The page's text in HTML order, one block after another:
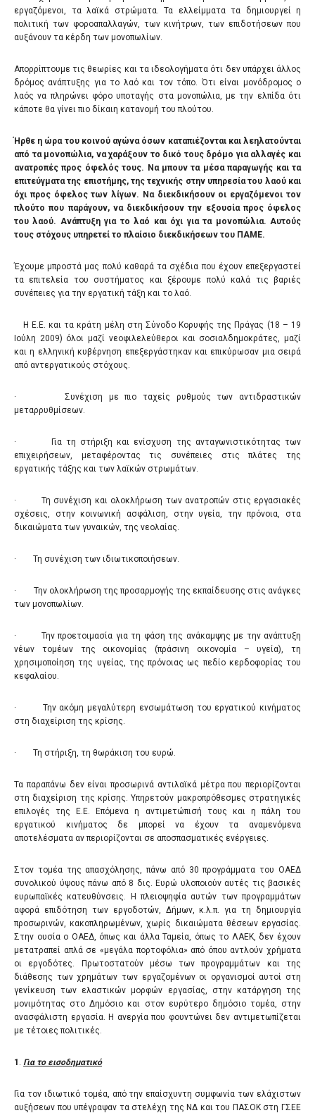
εργαζόμενοι, τα λαϊκά στρώματα. Τα ελλείμματα τα δημιουργεί η
πολιτική των φοροαπαλλαγών, των κινήτρων, των επιδοτήσεων που
αυξάνουν τα κέρδη των μονοπωλίων.
Απορρίπτουμε τις θεωρίες και τα ιδεολογήματα ότι δεν υπάρχει άλλος
δρόμος ανάπτυξης για το λαό και τον τόπο. Ότι είναι μονόδρομος ο
λαός να πληρώνει φόρο υποταγής στα μονοπώλια, με την ελπίδα ότι
κάποτε θα γίνει πιο δίκαιη κατανομή του πλούτου.
Ήρθε η ώρα του κοινού αγώνα όσων καταπιέζονται και λεηλατούνται
από τα μονοπώλια, να χαράξουν το δικό τους δρόμο για αλλαγές και
ανατροπές προς όφελός τους. Να μπουν τα μέσα παραγωγής και τα
επιτεύγματα της επιστήμης, της τεχνικής στην υπηρεσία του λαού και
όχι προς όφελος των λίγων. Να διεκδικήσουν οι εργαζόμενοι τον
πλούτο που παράγουν, να διεκδικήσουν την εξουσία προς όφελος
του λαού. Ανάπτυξη για το λαό και όχι για τα μονοπώλια. Αυτούς
τους στόχους υπηρετεί το πλαίσιο διεκδικήσεων του ΠΑΜΕ.
Έχουμε μπροστά μας πολύ καθαρά τα σχέδια που έχουν επεξεργαστεί
τα επιτελεία του συστήματος και ξέρουμε πολύ καλά τις βαριές
συνέπειες για την εργατική τάξη και το λαό.
Η Ε.Ε. και τα κράτη μέλη στη Σύνοδο Κορυφής της Πράγας (18 – 19
Ιούλη 2009) όλοι μαζί νεοφιλελεύθεροι και σοσιαλδημοκράτες, μαζί
και η ελληνική κυβέρνηση επεξεργάστηκαν και επικύρωσαν μια σειρά
από αντεργατικούς στόχους.
· Συνέχιση με πιο ταχείς ρυθμούς των αντιδραστικών
μεταρρυθμίσεων.
· Για τη στήριξη και ενίσχυση της ανταγωνιστικότητας των
επιχειρήσεων, μεταφέροντας τις συνέπειες στις πλάτες της
εργατικής τάξης και των λαϊκών στρωμάτων.
· Τη συνέχιση και ολοκλήρωση των ανατροπών στις εργασιακές
σχέσεις, στην κοινωνική ασφάλιση, στην υγεία, την πρόνοια, στα
δικαιώματα των γυναικών, της νεολαίας.
· Τη συνέχιση των ιδιωτικοποιήσεων.
· Την ολοκλήρωση της προσαρμογής της εκπαίδευσης στις ανάγκες
των μονοπωλίων.
· Την προετοιμασία για τη φάση της ανάκαμψης με την ανάπτυξη
νέων τομέων της οικονομίας (πράσινη οικονομία – υγεία), τη
χρησιμοποίηση της υγείας, της πρόνοιας ως πεδίο κερδοφορίας του
κεφαλαίου.
· Την ακόμη μεγαλύτερη ενσωμάτωση του εργατικού κινήματος
στη διαχείριση της κρίσης.
· Τη στήριξη, τη θωράκιση του ευρώ.
Τα παραπάνω δεν είναι προσωρινά αντιλαϊκά μέτρα που περιορίζονται
στη διαχείριση της κρίσης. Υπηρετούν μακροπρόθεσμες στρατηγικές
επιλογές της Ε.Ε. Επόμενα η αντιμετώπισή τους και η πάλη του
εργατικού κινήματος δε μπορεί να έχουν τα αναμενόμενα
αποτελέσματα αν περιορίζονται σε αποσπασματικές ενέργειες.
Στον τομέα της απασχόλησης, πάνω από 30 προγράμματα του ΟΑΕΔ
συνολικού ύψους πάνω από 8 δις. Ευρώ υλοποιούν αυτές τις βασικές
ευρωπαϊκές κατευθύνσεις. Η πλειοψηφία αυτών των προγραμμάτων
αφορά επιδότηση των εργοδοτών, Δήμων, κ.λ.π. για τη δημιουργία
προσωρινών, κακοπληρωμένων, χωρίς δικαιώματα θέσεων εργασίας.
Στην ουσία ο ΟΑΕΔ, όπως και άλλα Ταμεία, όπως το ΛΑΕΚ, δεν έχουν
μετατραπεί απλά σε «μεγάλα πορτοφόλια» από όπου αντλούν χρήματα
οι εργοδότες. Πρωτοστατούν μέσω των προγραμμάτων και της
διάθεσης των χρημάτων των εργαζομένων οι οργανισμοί αυτοί στη
γενίκευση των ελαστικών μορφών εργασίας, στην κατάργηση της
μονιμότητας στο Δημόσιο και στον ευρύτερο δημόσιο τομέα, στην
ανασφάλιστη εργασία. Η ανεργία που φουντώνει δεν αντιμετωπίζεται
με τέτοιες πολιτικές.
1 . Για το εισοδηματικό
Για τον ιδιωτικό τομέα, από την επαίσχυντη συμφωνία των ελάχιστων
αυξήσεων που υπέγραψαν τα στελέχη της ΝΔ και του ΠΑΣΟΚ στη ΓΣΕΕ